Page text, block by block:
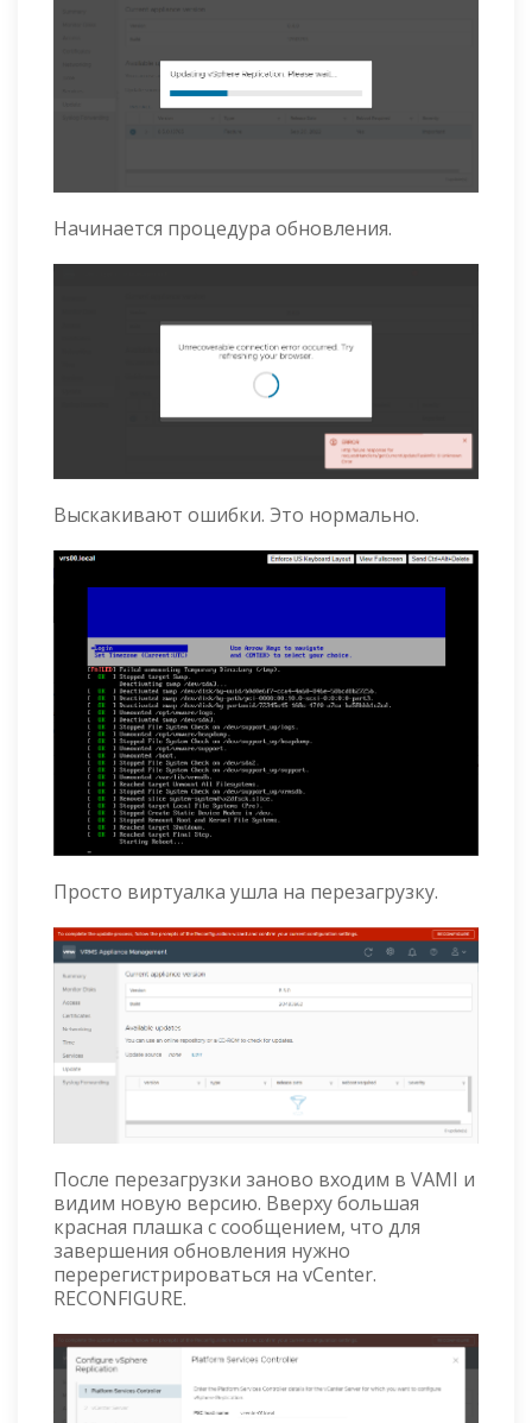
Начинается процедура обновления.
Выскакивают ошибки. Это нормально.
Просто виртуалка ушла на перезагрузку.
После перезагрузки заново входим в VAMI и
видим новую версию. Вверху большая
красная плашка с сообщением, что для
завершения обновления нужно
перерегистрироваться на vCenter.
RECONFIGURE.